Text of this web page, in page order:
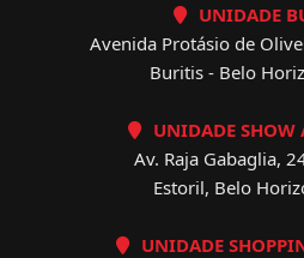
UNIDADE
Avenida Protásio de
Buritis - Belo
UNIDADE SHOW
Av. Raja Gabaglia,
Estoril, Belo
UNIDADE